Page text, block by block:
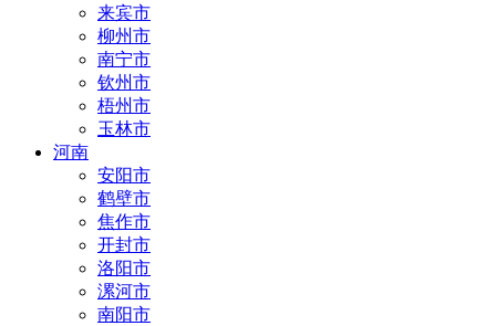
来宾市
柳州市
南宁市
钦州市
梧州市
玉林市
河南
安阳市
鹤壁市
焦作市
开封市
洛阳市
漯河市
南阳市